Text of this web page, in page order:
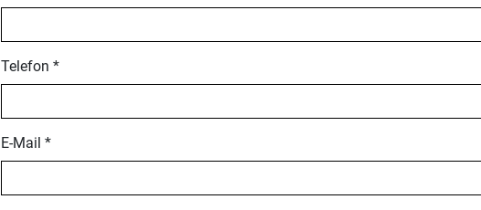
Telefon *
E-Mail *